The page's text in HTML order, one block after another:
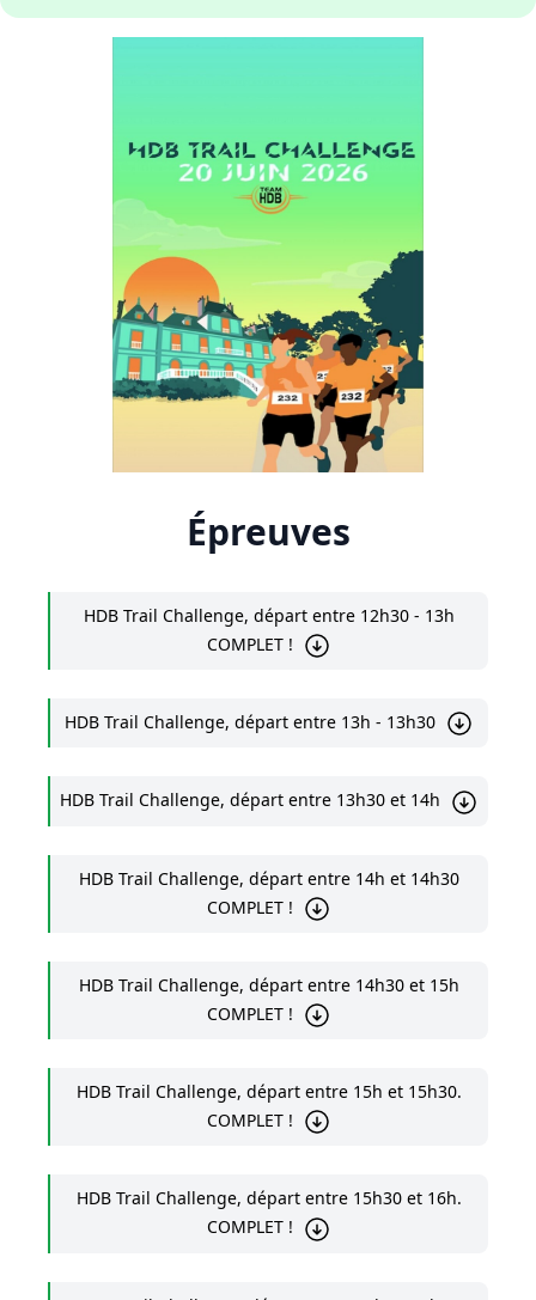
Épreuves
HDB Trail Challenge, départ entre 12h30 - 13h
COMPLET !
HDB Trail Challenge, départ entre 13h - 13h30
HDB Trail Challenge, départ entre 13h30 et 14h
HDB Trail Challenge, départ entre 14h et 14h30
COMPLET !
HDB Trail Challenge, départ entre 14h30 et 15h
COMPLET !
HDB Trail Challenge, départ entre 15h et 15h30.
COMPLET !
HDB Trail Challenge, départ entre 15h30 et 16h.
COMPLET !